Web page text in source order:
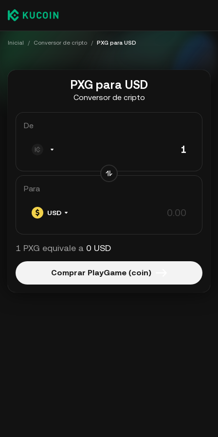
Inicial / Conversor de cripto / PXG para USD
PXG para USD
Conversor de cripto
De
Para
USD
1 PXG equivale a 0 USD
Comprar PlayGame (coin)